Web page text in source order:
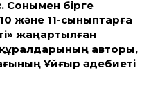
бірге
және 11-сыныптарға
жаңартылған
авторы,
Ұйғыр әдебиеті